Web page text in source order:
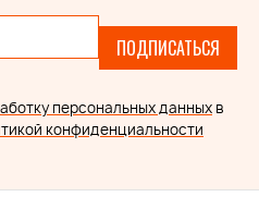
ПОДПИСАТЬСЯ
персональных данных в
конфиденциальности